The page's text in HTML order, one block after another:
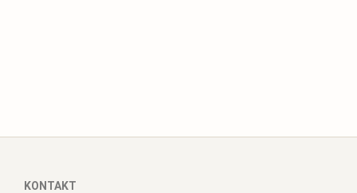
KONTAKT